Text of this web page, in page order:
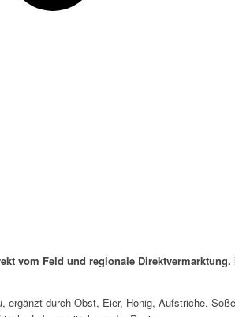
vom Feld und regionale
durch Obst, Eier, Honig, Aufstriche,